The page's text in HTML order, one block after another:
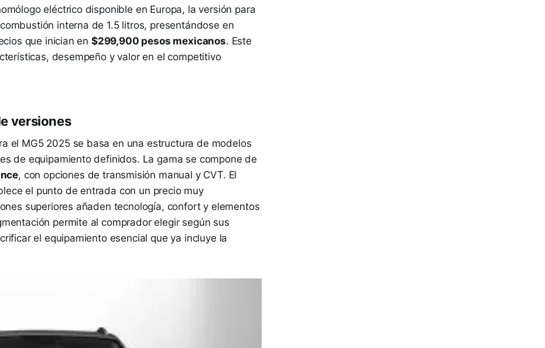
eléctrico disponible en Europa, la versión para
interna de 1.5 litros, presentándose en
que inician en $299,900 pesos mexicanos. Este
desempeño y valor en el competitivo
versiones
el MG5 2025 se basa en una estructura de modelos
de equipamiento definidos. La gama se compone de
, con opciones de transmisión manual y CVT. El
el punto de entrada con un precio muy
superiores añaden tecnología, confort y elementos
permite al comprador elegir según sus
el equipamiento esencial que ya incluye la